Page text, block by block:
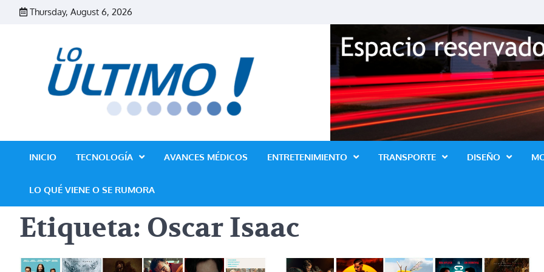
Thursday, August 6, 2026
Revista Lo Ultimo
INICIO TECNOLOGÍA AVANCES MÉDICOS ENTRETENIMIENTO TRANSPORTE DISEÑO
LO QUÉ VIENE O SE RUMORA
Etiqueta: Oscar Isaac